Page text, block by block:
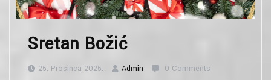
Sretan Božić
25. Prosinca 2025. Admin 0 Comments